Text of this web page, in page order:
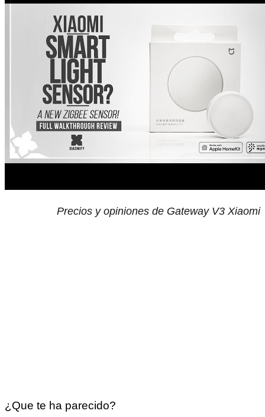
Precios y opiniones de Gateway V3 Xiaomi
¿Que te ha parecido?